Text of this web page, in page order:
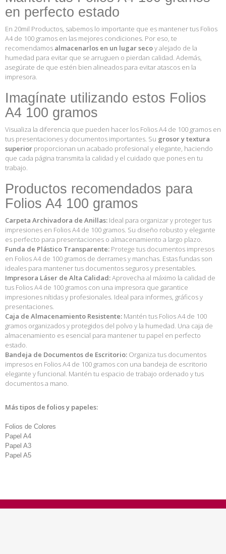
en perfecto estado
En 20mil Productos, sabemos lo importante que es mantener tus Folios
A4 de 100 gramos en las mejores condiciones. Por eso, te
recomendamos almacenarlos en un lugar secoy alejado de la
humedad para evitar que se arruguen o pierdan calidad. Además,
asegúrate de que estén bien alineados para evitar atascos en la
impresora.
Imagínate utilizando estos Folios
A4 100 gramos
Visualiza la diferencia que pueden hacer los Folios A4 de 100 gramos en
tus presentaciones y documentos importantes. Su grosor y textura
superior proporcionan un acabado profesional y elegante, haciendo
que cada página transmita la calidad y el cuidado que pones en tu
trabajo.
Productos recomendados para
Folios A4 100 gramos
Carpeta Archivadora de Anillas: Ideal para organizar y proteger tus
impresiones en Folios A4 de 100 gramos. Su diseño robusto y elegante
es perfecto para presentaciones o almacenamiento a largo plazo.
Funda de Plástico Transparente: Protege tus documentos impresos
en Folios A4 de 100 gramos de derrames y manchas. Estas fundas son
ideales para mantener tus documentos seguros y presentables.
Impresora Láser de Alta Calidad:Aprovecha al máximo la calidad de
tus Folios A4 de 100 gramos con una impresora que garantice
impresiones nítidas y profesionales. Ideal para informes, gráficos y
presentaciones.
Caja de Almacenamiento Resistente: Mantén tus Folios A4 de 100
gramos organizados y protegidos del polvo y la humedad. Una caja de
almacenamiento es esencial para mantener tu papel en perfecto
estado.
Bandeja de Documentos de Escritorio: Organiza tus documentos
impresos en Folios A4 de 100 gramos con una bandeja de escritorio
elegante y funcional. Mantén tu espacio de trabajo ordenado y tus
documentos a mano.
Más tipos de folios y papeles:
Folios de Colores
Papel A4
Papel A3
Papel A5